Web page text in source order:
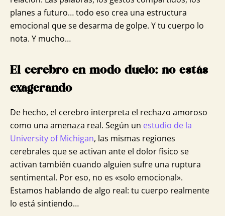
planes a futuro… todo eso crea una estructura
emocional que se desarma de golpe. Y tu cuerpo lo
nota. Y mucho…
El cerebro en modo duelo: no estás
exagerando
De hecho, el cerebro interpreta el rechazo amoroso
como una amenaza real. Según un estudio de la
University of Michigan, las mismas regiones
cerebrales que se activan ante el dolor físico se
activan también cuando alguien sufre una ruptura
sentimental. Por eso, no es «solo emocional».
Estamos hablando de algo real: tu cuerpo realmente
lo está sintiendo…